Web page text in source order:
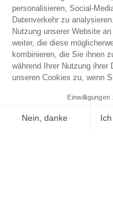
Datenschutzerklärung
Impressum